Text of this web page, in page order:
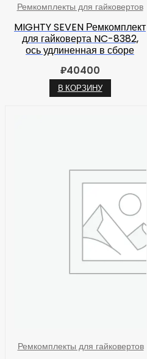
Ремкомплекты для гайковертов
MIGHTY SEVEN Ремкомплект
для гайковерта NC-8382,
ось удлиненная в сборе
₽40400
В КОРЗИНУ
Ремкомплекты для гайковертов